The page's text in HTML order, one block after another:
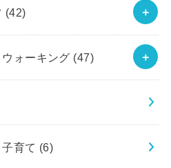
(42)
ォーキング (47)
育て (6)